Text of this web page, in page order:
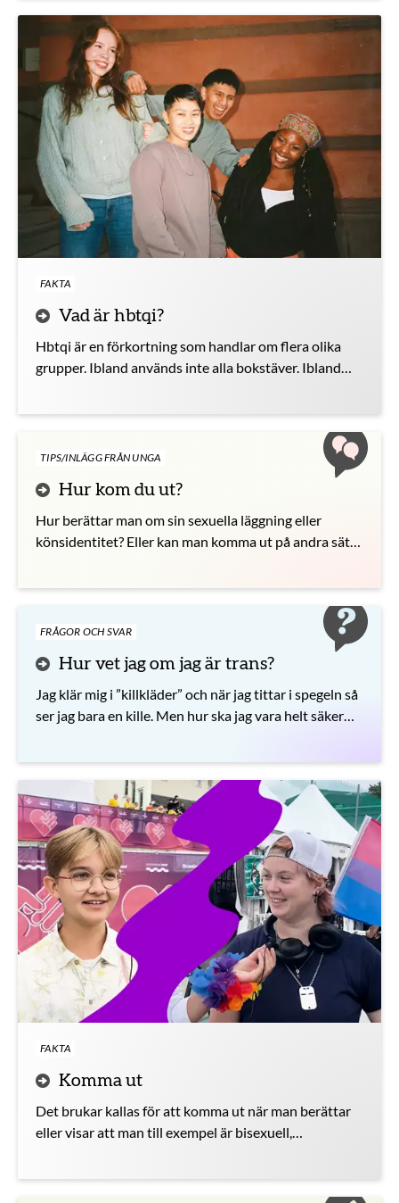
FAKTA
Vad är hbtqi?
Hbtqi är en förkortning som handlar om flera olika
grupper. Ibland används inte alla bokstäver. Ibland
TIPS/INLÄGG FRÅN UNGA
Hur kom du ut?
Hur berättar man om sin sexuella läggning eller
könsidentitet? Eller kan man komma ut på andra sätt?
FRÅGOR OCH SVAR
Hur vet jag om jag är trans?
Jag klär mig i ”killkläder” och när jag tittar i spegeln så
ser jag bara en kille. Men hur ska jag vara helt säker
FAKTA
Komma ut
Det brukar kallas för att komma ut när man berättar
eller visar att man till exempel är bisexuell,